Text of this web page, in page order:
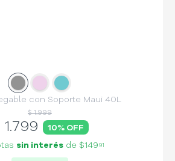
Slide Slide 2
Slide
con Soporte Maui 40L
$ 1.999
1.799 10% OFF
sin interésde $149 91